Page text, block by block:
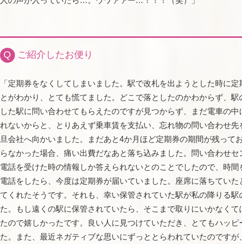
Q ご紹介したお便り
「定期券をなくしてしまいました。駅で改札を出ようとした時に定
とがわかり、とても慌てました。どこで落としたのかわからず、駅
した駅に問い合わせてもらえたのですが見つからず、まだ電車の中
れないからと、とりあえず乗車賃を支払い、忘れ物の問い合わせ先
旦会社へ向かいました。まだあと4か月ほど定期券の期間が残って
らなかった場合、痛い出費だなあと落ち込みました。問い合わせセ
電話を受けた時の情報しか答えられないとのことでしたので、時間
電話をしたら、今度は定期券が届いていました。座席に落ちていた
てくれたそうです。それも、幸い保管されていた駅が私の降りる駅
た。もし遠くの駅に保管されていたら、そこまで取りにいかなくて
たので嬉しかったです。良い人に見つけていただき、とてもハッピ
た。また、最近ネガティブな思いにずっととらわれていたのですが